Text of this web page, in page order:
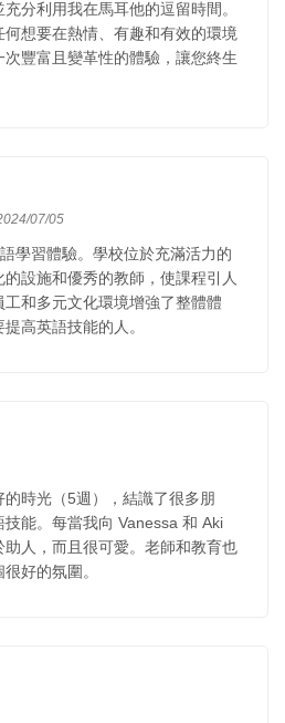
分利用我在馬耳他的逗留時間。
想要在熱情、有趣和有效的環境
豐富且變革性的體驗，讓您終生
07/05
學習體驗。學校位於充滿活力的
設施和優秀的教師，使課程引人
和多元文化環境增強了整體體
高英語技能的人。
時光（5週），結識了很多朋
能。每當我向 Vanessa 和 Aki
人，而且很可愛。老師和教育也
好的氛圍。